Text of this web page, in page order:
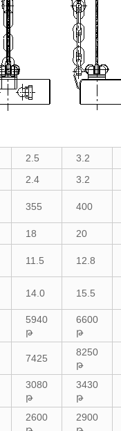
2.5 3.2
2.4 3.2
355 400
18 20
11.5 12.8
14.0 15.5
5940
թ
6600
թ
7425
8250
թ
3080
թ
3430
թ
2600
2900